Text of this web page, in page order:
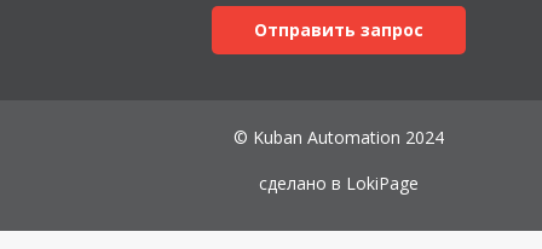
Отправить запрос
© Kuban Automation 2024
сделано в LokiPage